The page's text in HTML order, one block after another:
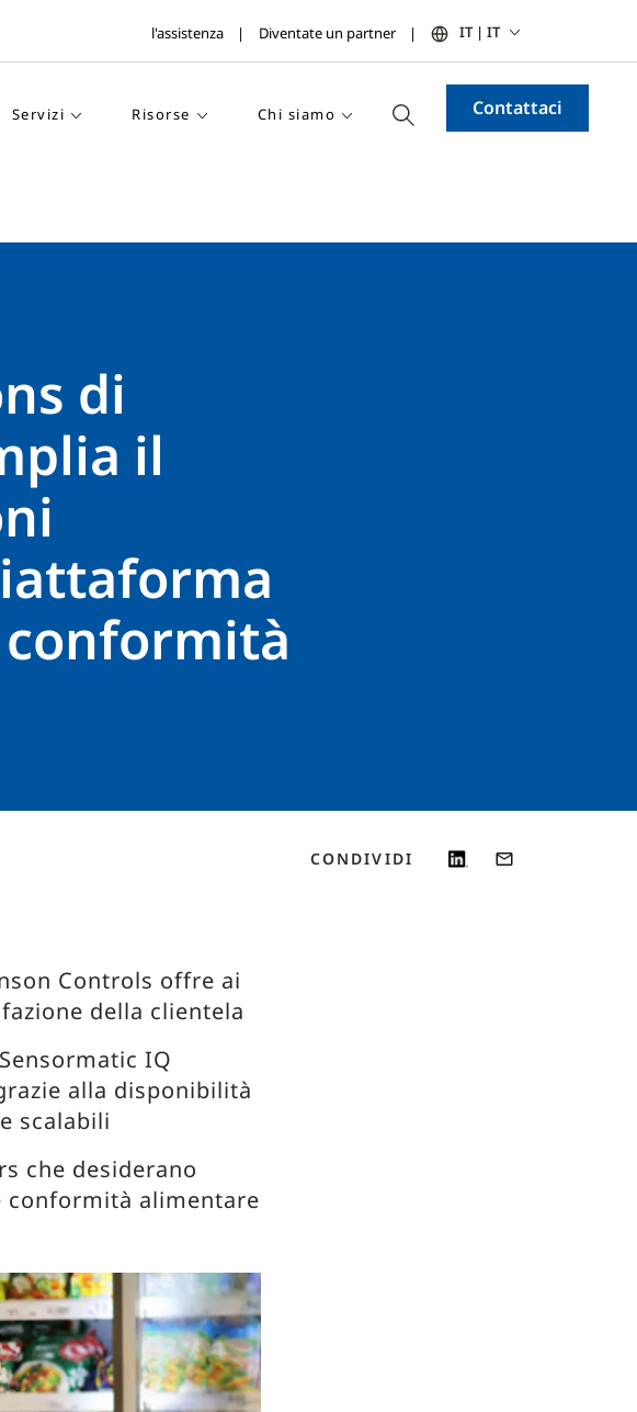
l'assistenza Diventate un partner IT | IT
Servizi Risorse Chi siamo Contattaci
di
il
conformità
CONDIVIDI
Controls offre ai
della clientela
IQ
alla disponibilità
scalabili
che desiderano
conformità alimentare